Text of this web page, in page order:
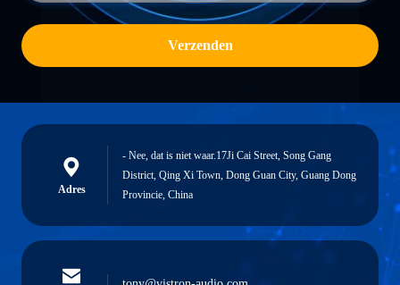
Verzenden
Adres
- Nee, dat is niet waar.17Ji Cai Street, Song Gang
District, Qing Xi Town, Dong Guan City, Guang Dong
Provincie, China